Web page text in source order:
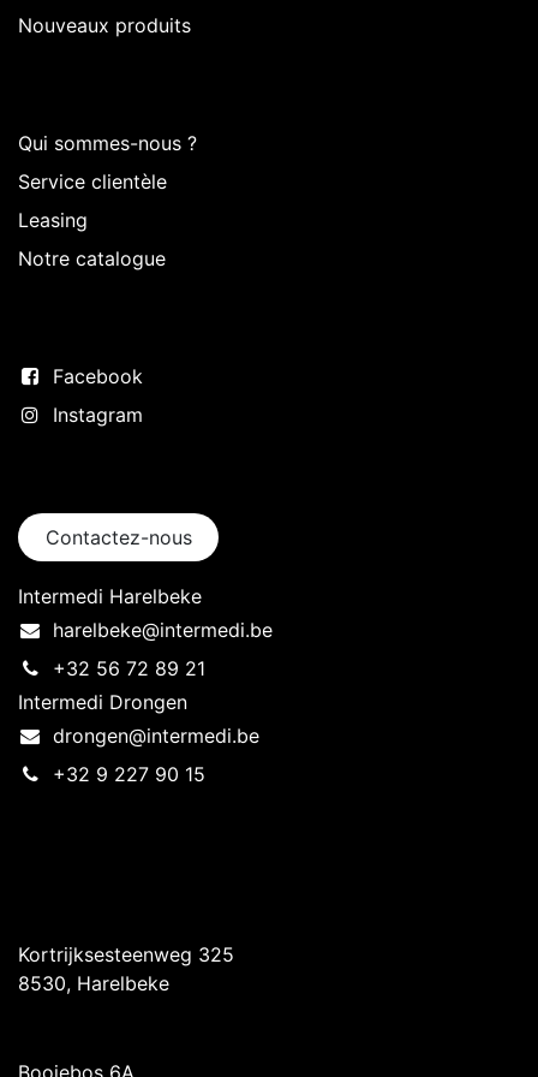
Nouveaux produits
Qui sommes-nous ?
Service clientèle
Leasing
Notre catalogue
Facebook
Instagram
Contactez-nous
Intermedi Harelbeke
harelbeke@intermedi.be
+32 56 72 89 21
Intermedi Drongen
drongen@intermedi.be
+32 9 227 90 15
Kortrijksesteenweg 325
8530, Harelbeke